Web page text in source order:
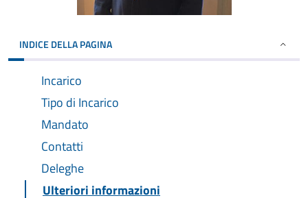
INDICE DELLA PAGINA
Incarico
Tipo di Incarico
Mandato
Contatti
Deleghe
Ulteriori informazioni